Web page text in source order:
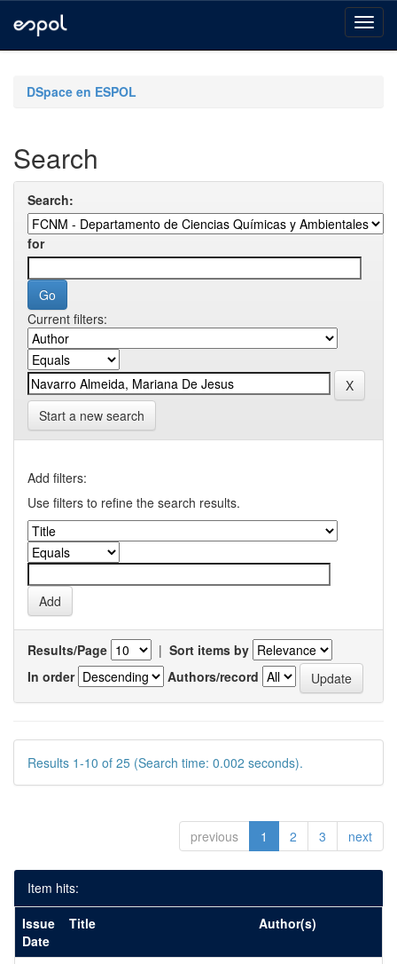
navigationDSpace en ESPOL
Search
Search:
for
Current filters:
Start a new search
Add filters:
Use filters to refine the search results.
Results/Page | Sort items by
In order
Authors/record
Results 1-10 of 25 (Search time: 0.002 seconds).
previous 1 2 3 next
Item hits:
Issue
Date
Title Author(s)